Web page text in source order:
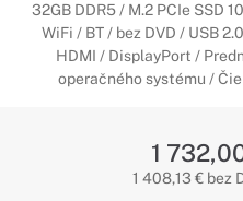
32GB DDR5 / M.2 PCIe SSD
WiFi / BT / bez DVD / USB
HDMI / DisplayPort /
operačného systému /
1
1 408,13 € bez